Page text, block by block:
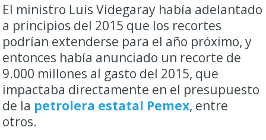
El ministro Luis Videgaray había adelantado
a principios del 2015 que los recortes
podrían extenderse para el año próximo, y
entonces había anunciado un recorte de
9.000 millones al gasto del 2015, que
impactaba directamente en el presupuesto
de la petrolera estatal Pemex, entre
otros.